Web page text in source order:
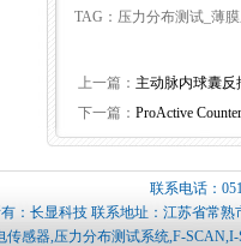
TAG：压力分布测试_薄
上一篇： 主动脉内球囊
下一篇： ProActive
联系电话：
：长显科技 联系地址：江苏省常
感器,压力分布测试系统,F-